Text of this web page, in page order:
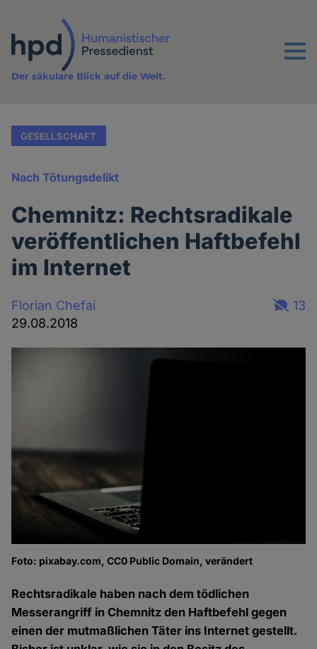
Inhalt
Menu
Der säkulare Blick auf die Welt.
GESELLSCHAFT
Nach Tötungsdelikt
Chemnitz: Rechtsradikale
veröffentlichen Haftbefehl
im Internet
Florian Chefai
29.08.2018
13
Foto: pixabay.com, CC0 Public Domain, verändert
Rechtsradikale haben nach dem tödlichen
Messerangriff in Chemnitz den Haftbefehl gegen
einen der mutmaßlichen Täter ins Internet gestellt.